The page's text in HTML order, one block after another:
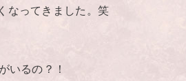
なってきました。笑
いるの？！